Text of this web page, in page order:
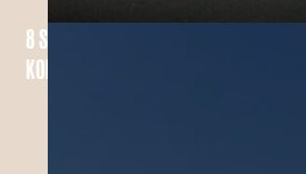
8 SYYTÄ VIERAILLA
KONEPAJALLA HELSINGISSÄ